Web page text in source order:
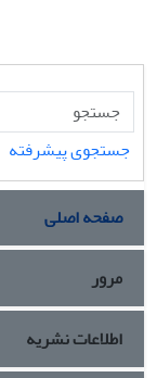
جستجوی پیشرفته
صفحه اصلی
مرور
اطلاعات نشریه